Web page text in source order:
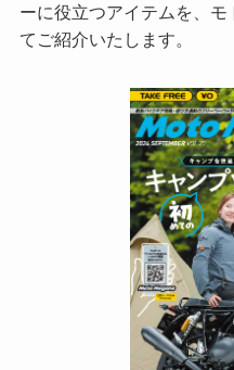
ーに役立つアイテムを、
てご紹介いたします。